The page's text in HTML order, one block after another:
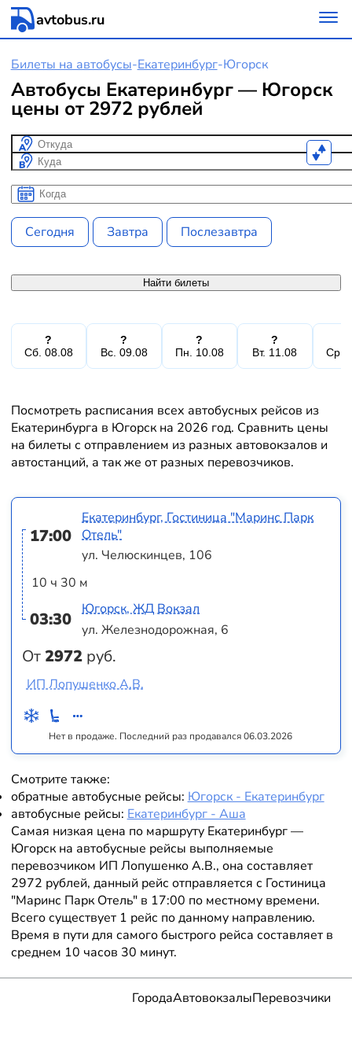
avtobus.ru
Билеты на автобусы-Екатеринбург-Югорск
Автобусы Екатеринбург — Югорск
цены от 2972 рублей
Откуда
Куда
Когда
Когда
Сегодня Завтра Послезавтра
Найти билеты
?
Сб. 08.08
?
Вс. 09.08
?
Пн. 10.08
?
Вт. 11.08
Ср.
Посмотреть расписания всех автобусных рейсов из
Екатеринбурга в Югорск на 2026 год. Сравнить цены
на билеты с отправлением из разных автовокзалов и
автостанций, а так же от разных перевозчиков.
17:00
10 ч 30 м
03:30
От2972 руб.
Екатеринбург, Гостиница "Маринс Парк
Отель"
ул. Челюскинцев, 106
Югорск, ЖД Вокзал
ул. Железнодорожная, 6
Нет в продаже. Последний раз продавался 06.03.2026
ИП Лопушенко А.В.
Смотрите также:
обратные автобусные рейсы: Югорск - Екатеринбург
автобусные рейсы: Екатеринбург - Аша
Самая низкая цена по маршруту Екатеринбург —
Югорск на автобусные рейсы выполняемые
перевозчиком ИП Лопушенко А.В., она составляет
2972 рублей, данный рейс отправляется с Гостиница
"Маринс Парк Отель" в 17:00 по местному времени.
Всего существует 1 рейс по данному направлению.
Время в пути для самого быстрого рейса составляет в
среднем 10 часов 30 минут.
ГородаАвтовокзалыПеревозчики